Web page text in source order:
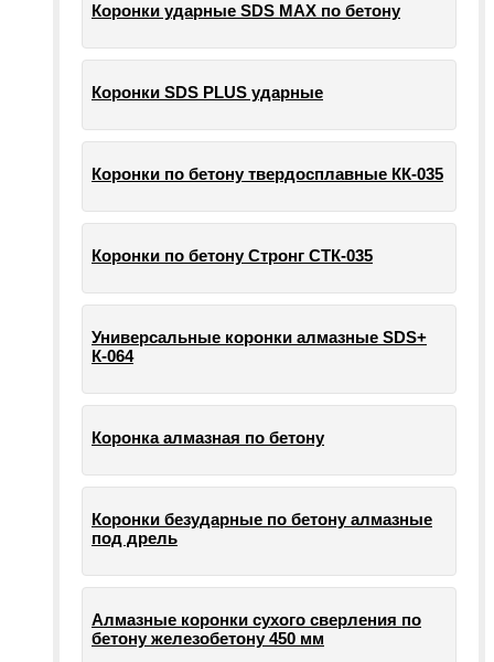
Коронки ударные SDS MAX по бетону
Коронки SDS PLUS ударные
Коронки по бетону твердосплавные КК-035
Коронки по бетону Стронг СТК-035
Универсальные коронки алмазные SDS+
К-064
Коронка алмазная по бетону
Коронки безударные по бетону алмазные
под дрель
Алмазные коронки сухого сверления по
бетону железобетону 450 мм